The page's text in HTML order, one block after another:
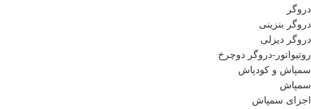
دروگر
دروگر بنزینی
دروگر دیزلی
روتیواتور-دروگر دوچرخ
سمپاش و کودپاش
سمپاش
اجزای سمپاش